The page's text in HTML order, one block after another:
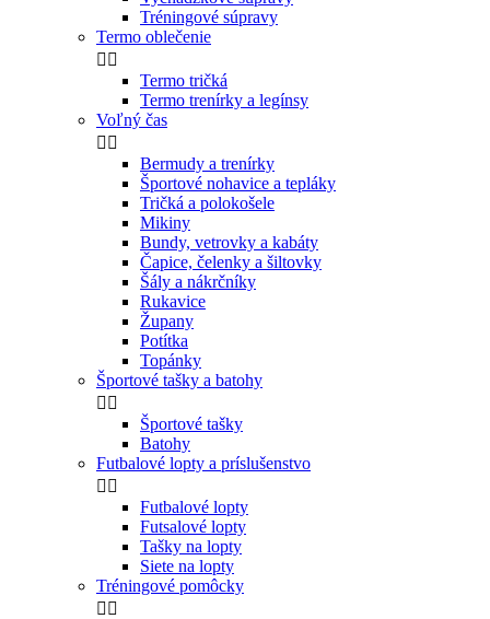
Tréningové súpravy
Termo oblečenie
 
Termo tričká
Termo trenírky a legínsy
Voľný čas
 
Bermudy a trenírky
Športové nohavice a tepláky
Tričká a polokošele
Mikiny
Bundy, vetrovky a kabáty
Čapice, čelenky a šiltovky
Šály a nákrčníky
Rukavice
Župany
Potítka
Topánky
Športové tašky a batohy
 
Športové tašky
Batohy
Futbalové lopty a príslušenstvo
 
Futbalové lopty
Futsalové lopty
Tašky na lopty
Siete na lopty
Tréningové pomôcky
 